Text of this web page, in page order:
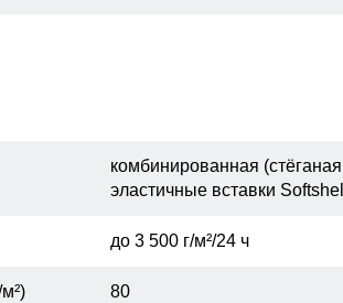
комбинированная (стёганая
эластичные вставки
до 3 500 г/м²/24 ч
80